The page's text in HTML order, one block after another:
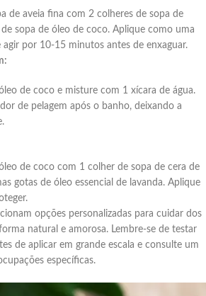
de aveia fina com 2 colheres de sopa de
sopa de óleo de coco. Aplique como uma
agir por 10-15 minutos antes de enxaguar.
de coco e misture com 1 xícara de água.
de pelagem após o banho, deixando a
de coco com 1 colher de sopa de cera de
gotas de óleo essencial de lavanda. Aplique
opções personalizadas para cuidar dos
natural e amorosa. Lembre-se de testar
de aplicar em grande escala e consulte um
específicas.